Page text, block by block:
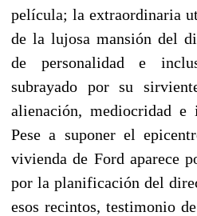
película; la extraordinaria
de la lujosa mansión del
de personalidad e
subrayado por su
alienación, mediocridad e
Pese a suponer el
vivienda de Ford aparece
por la planificación del
esos recintos, testimonio